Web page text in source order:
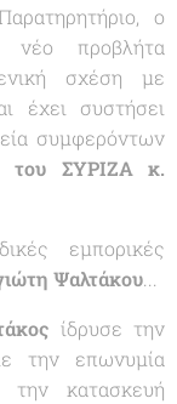
ο
νέο προβλήτα
σχέση με
έχει συστήσει
συμφερόντων
του ΣΥΡΙΖΑ κ.
εμπορικές
Ψαλτάκου...
ίδρυσε την
την επωνυμία
την κατασκευή